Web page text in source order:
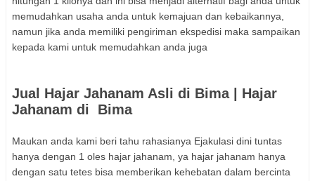
memudahkan usaha anda untuk kemajuan dan kebaikannya,
namun jika anda memiliki pengiriman ekspedisi maka sampaikan
kepada kami untuk memudahkan anda juga
Jual Hajar Jahanam Asli di Bima | Hajar
Jahanam di
Bima
Maukan anda kami beri tahu rahasianya Ejakulasi dini tuntas
hanya dengan 1 oles hajar jahanam, ya hajar jahanam hanya
dengan satu tetes bisa memberikan kehebatan dalam bercinta